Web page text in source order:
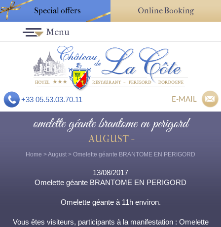
Special offers Online Booking
+33 05.53.03.70.11 E-MAIL
Menu
omelette géante brantome en perigord
AUGUST -
Home >August > Omelette géante BRANTOME EN PERIGORD
13/08/2017
Omelette géante BRANTOME EN PERIGORD
Omelette géante à 11h environ.
Vous êtes visiteurs, participants à la manifestation : Omelette